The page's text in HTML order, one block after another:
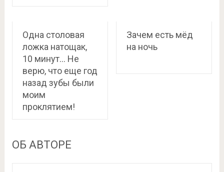
Одна столовая
ложка натощак,
10 минут… Не
верю, что еще год
назад зубы были
моим
проклятием!
Зачем есть мёд
на ночь
ОБ АВТОРЕ